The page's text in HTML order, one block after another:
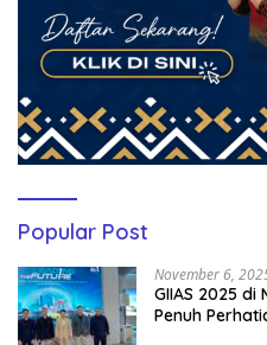
Popular Post
November 6,
GIIAS 2025 di
Penuh